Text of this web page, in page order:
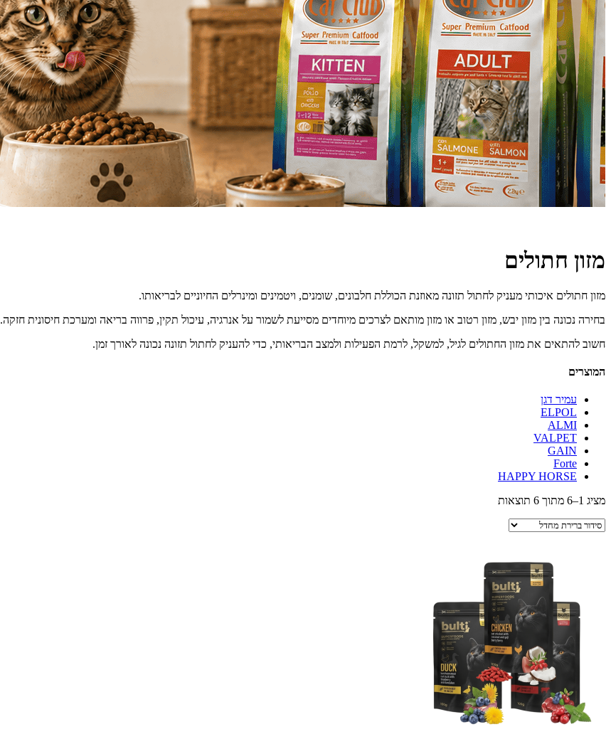
מזון חתולים
מזון חתולים איכותי מעניק לחתול תזונה מאוזנת הכוללת חלבונים, שומנים, ויטמינים ומינרלים החיוניים לבריאותו.
בחירה נכונה בין מזון יבש, מזון רטוב או מזון מותאם לצרכים מיוחדים מסייעת לשמור על אנרגיה, עיכול תקין, פרווה בריאה ומערכת חיסונית חזקה.
חשוב להתאים את מזון החתולים לגיל, למשקל, לרמת הפעילות ולמצב הבריאותי, כדי להעניק לחתול תזונה נכונה לאורך זמן.
המוצרים
עמיר דגן
ELPOL
ALMI
VALPET
GAIN
Forte
HAPPY HORSE
מציג 1–6 מתוך 6 תוצאות